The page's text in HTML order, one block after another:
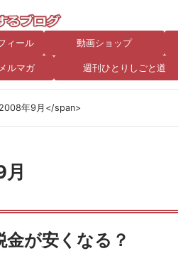
ィール 動画ショップ
ルマガ 週刊ひとりしごと道
年9月</span>
が安くなる？